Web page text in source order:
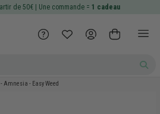
de 50€ | Une commande = 1 cadeau
Amnesia - Easy Weed